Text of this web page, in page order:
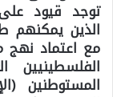
توجد قيود على
الذين يمكنهم
مع اعتماد نهج
المستوطنين